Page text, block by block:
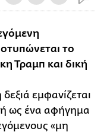
το
Τραμπ και δική
εμφανίζεται
ως ένα αφήγημα
«μη